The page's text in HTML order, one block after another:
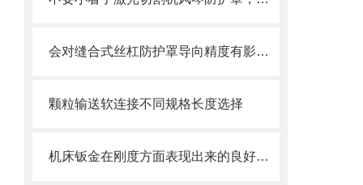
会对缝合式丝杠防护罩导向精度有影响的因素都有哪些？
颗粒输送软连接不同规格长度选择
机床钣金在刚度方面表现出来的良好特性